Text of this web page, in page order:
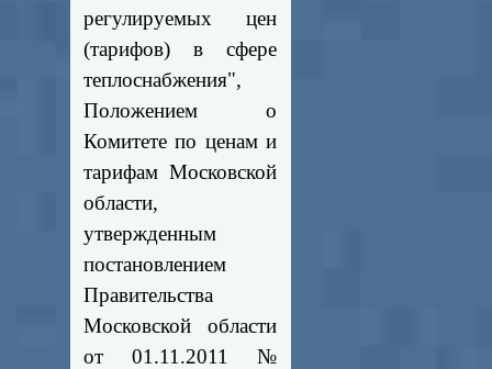
регулируемых цен
(тарифов) в сфере
теплоснабжения",
Положением о
Комитете по ценам и
тарифам Московской
области,
утвержденным
постановлением
Правительства
Московской области
от 01.11.2011 №